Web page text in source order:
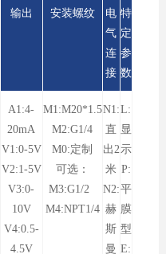
输出 安装螺纹
电
气
连
接
特
定
参
数
A1:4-
20mA
V1:0-5V
V2:1-5V
V3:0-
10V
V4:0.5-
4.5V
M1:M20*1.5
M2:G1/4
M0:定制
可选：
M3:G1/2
M4:NPT1/4
N1:
直
出2
米
N2:
赫
斯
曼
L:
显
示
P:
平
膜
型
E: